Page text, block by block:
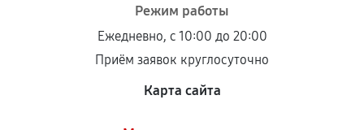
Режим работы
Ежедневно, с 10:00 до 20:00
Приём заявок круглосуточно
Карта сайта